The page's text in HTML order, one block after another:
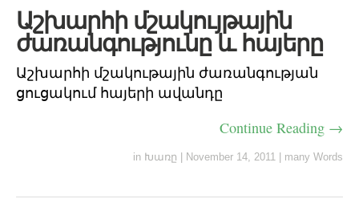
Աշխարհի մշակույթային
ժառանգությունը և հայերը
Աշխարհի մշակութային ժառանգության
ցուցակում հայերի ավանդը
Continue Reading →
in Խառը November 14, 2011 many Words